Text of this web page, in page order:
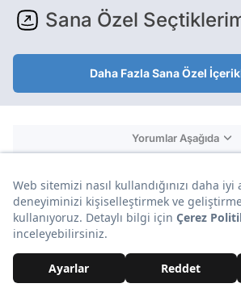
Sana Özel
Daha Fazla Sana Özel
Yorumlar Aşağıda
Yorumlar ve Emojiler